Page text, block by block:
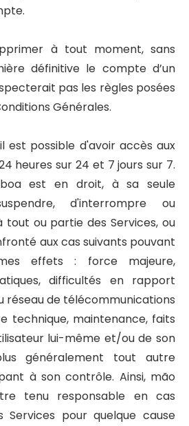
à tout moment, sans
définitive le compte d’un
pas les règles posées
Générales.
est possible d'avoir accès aux
heures sur 24 et 7 jours sur 7.
est en droit, à sa seule
d'interrompre ou
tout ou partie des Services, ou
aux cas suivants pouvant
effets : force majeure,
difficultés en rapport
réseau de télécommunications
technique, maintenance, faits
lui-même et/ou de son
généralement tout autre
à son contrôle. Ainsi, mão
tenu responsable en cas
Services pour quelque cause